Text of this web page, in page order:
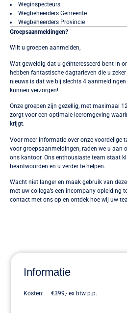
Weginspecteurs
Wegbeheerders Gemeente
Wegbeheerders Provincie
Groepsaanmeldingen?
Wilt u groepen aanmelden,
Wat geweldig dat u geïnteresseerd bent in
hebben fantastische dagtarieven die u
nieuws is dat we bij slechts 4
kunnen verzorgen!
Onze groepen zijn gezellig, met maximaal
zorgt voor een optimale leeromgeving
krijgt.
Voor meer informatie over onze voordelige
voor groepsaanmeldingen, raden we u aan
ons kantoor. Ons enthousiaste team staat
beantwoorden en u verder te helpen.
Wacht niet langer en maak gebruik van
met uw collega’s een incompany opleiding
contact met ons op en ontdek hoe wij uw
Informatie
Kosten: €399,- ex btw p.p.